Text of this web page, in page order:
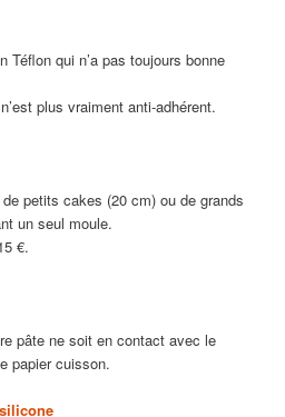
Téflon qui n’a pas toujours bonne
plus vraiment anti-adhérent.
petits cakes (20 cm) ou de grands
un seul moule.
€.
pâte ne soit en contact avec le
papier cuisson.